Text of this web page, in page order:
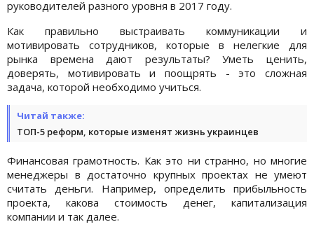
руководителей разного уровня в 2017 году.
Как правильно выстраивать коммуникации и
мотивировать сотрудников, которые в нелегкие для
рынка времена дают результаты? Уметь ценить,
доверять, мотивировать и поощрять - это сложная
задача, которой необходимо учиться.
Читай также:
ТОП-5 реформ, которые изменят жизнь украинцев
Финансовая грамотность. Как это ни странно, но многие
менеджеры в достаточно крупных проектах не умеют
считать деньги. Например, определить прибыльность
проекта, какова стоимость денег, капитализация
компании и так далее.